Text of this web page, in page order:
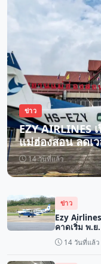
ข่าว
EZY AIRLINES
แม่ฮ่องสอน ลดเ
14 วันที่แล้ว
ข่าว
Ezy
คาดเริ่ม พ.ย
14 วันที่แล้ว